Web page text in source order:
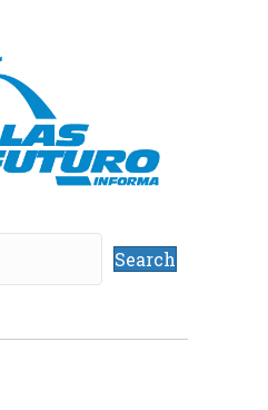
Search